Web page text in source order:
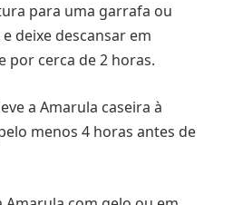
para uma garrafa ou
deixe descansar em
cerca de 2 horas.
a Amarula caseira à
menos 4 horas antes de